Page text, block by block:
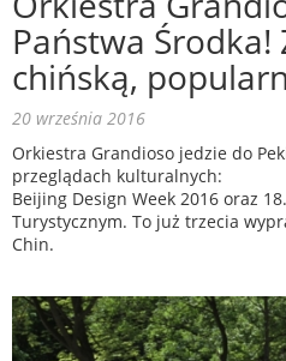
Państwa Środka!
chińską,
20 września 2016
Orkiestra Grandioso jedzie do
przeglądach kulturalnych:
Beijing Design Week 2016 oraz
Turystycznym. To już trzecia
Chin.